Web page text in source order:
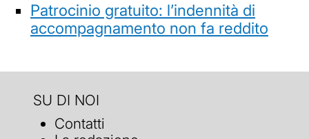
Patrocinio gratuito: l’indennità di
accompagnamento non fa reddito
SU DI NOI
Contatti